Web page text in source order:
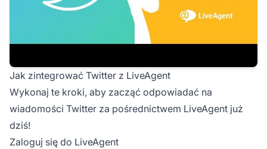
Jak zintegrować Twitter z LiveAgent
Wykonaj te kroki, aby zacząć odpowiadać na
wiadomości Twitter za pośrednictwem LiveAgent już
dziś!
Zaloguj się do LiveAgent